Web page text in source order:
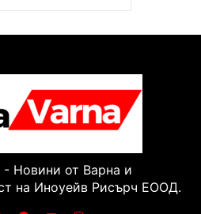
Новини от Варна и
на Иноуейв Рисърч ЕООД.